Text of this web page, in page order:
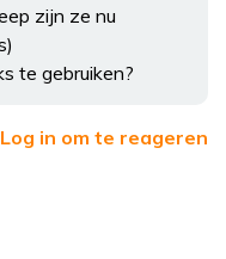
zijn ze nu
te gebruiken?
Log in om te reageren